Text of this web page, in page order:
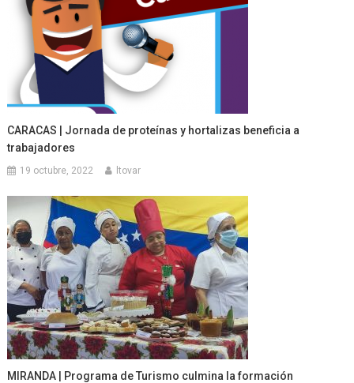
CARACAS | Jornada de proteínas y hortalizas beneficia a
trabajadores
19 octubre, 2022 ltovar
MIRANDA | Programa de Turismo culmina la formación